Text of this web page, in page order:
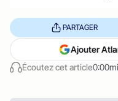
Écoutez cet article
PARTAGER
Ajouter